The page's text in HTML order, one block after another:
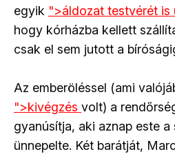
egyik ">áldozat testvérét is
hogy kórházba kellett
csak el sem jutott a
Az emberöléssel (ami
">kivégzés volt) a
gyanúsítja, aki aznap este a
ünnepelte. Két barátját,